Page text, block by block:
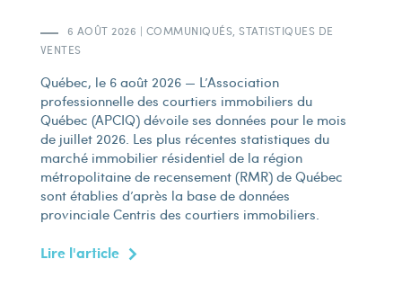
6 AOÛT 2026 | COMMUNIQUÉS ,STATISTIQUES DE
VENTES
Québec, le 6 août 2026 — L’Association
professionnelle des courtiers immobiliers du
Québec (APCIQ) dévoile ses données pour le mois
de juillet 2026. Les plus récentes statistiques du
marché immobilier résidentiel de la région
métropolitaine de recensement (RMR) de Québec
sont établies d’après la base de données
provinciale Centris des courtiers immobiliers.
Lire l'article